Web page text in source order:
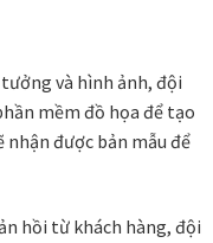
và hình ảnh, đội
mềm đồ họa để tạo
nhận được bản mẫu để
hồi từ khách hàng, đội